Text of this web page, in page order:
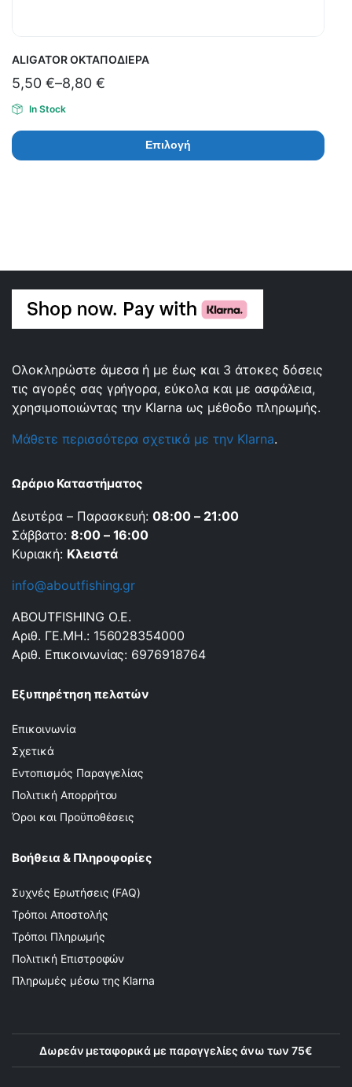
ALIGATOR ΟΚΤΑΠΟΔΙΕΡΑ
5,50 €–8,80 €
In Stock
Επιλογή
Ολοκληρώστε άμεσα ή με έως και 3 άτοκες δόσεις
τις αγορές σας γρήγορα, εύκολα και με ασφάλεια,
χρησιμοποιώντας την Klarna ως μέθοδο πληρωμής.
Μάθετε περισσότερα σχετικά με την Klarna.
Ωράριο Καταστήματος
Δευτέρα – Παρασκευή:08:00 – 21:00
Σάββατο: 8:00 – 16:00
Κυριακή: Κλειστά
info@aboutfishing.gr
ABOUTFISHING Ο.Ε.
Αριθ. ΓΕ.ΜΗ.: 156028354000
Αριθ. Επικοινωνίας: 6976918764
Εξυπηρέτηση πελατών
Επικοινωνία
Σχετικά
Εντοπισμός Παραγγελίας
Πολιτική Απορρήτου
Όροι και Προϋποθέσεις
Βοήθεια & Πληροφορίες
Συχνές Ερωτήσεις (FAQ)
Τρόποι Αποστολής
Τρόποι Πληρωμής
Πολιτική Επιστροφών
Πληρωμές μέσω της Klarna
Δωρεάν μεταφορικά με παραγγελίες άνω των 75€